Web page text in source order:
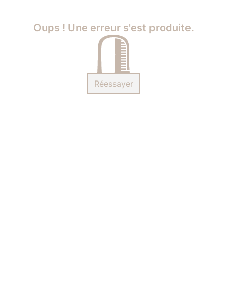
Oups ! Une erreur s'est produite.
Réessayer